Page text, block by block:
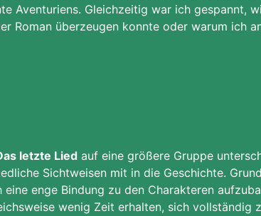
Aventuriens. Gleichzeitig war ich gespannt,
Roman überzeugen konnte oder warum
letzte Lied auf eine größere Gruppe
Sichtweisen mit in die Geschichte.
enge Bindung zu den Charakteren
wenig Zeit erhalten, sich